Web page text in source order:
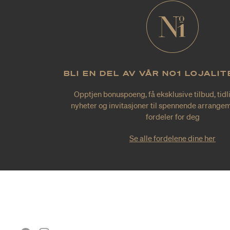
BLI EN DEL AV VÅR NO1
Opptjen bonuspoeng, få eksklusive tilbud,
nyheter og invitasjoner til spennende
fordeler for deg
Se alle fordelene dine her